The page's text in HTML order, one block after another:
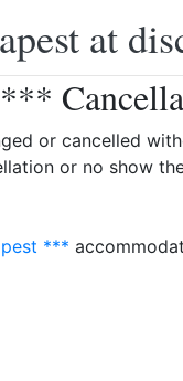
at
or cancelled
or no show
***